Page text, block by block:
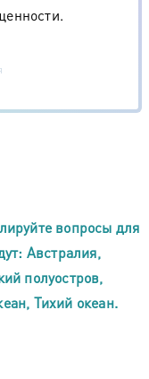
вопросы для
Австралия,
полуостров,
Тихий океан.